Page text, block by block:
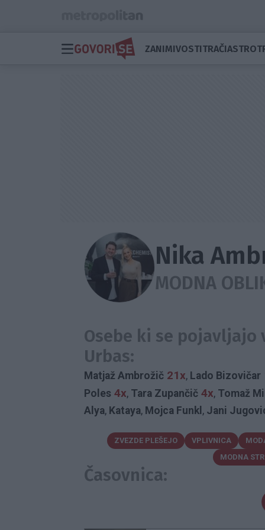
ZANIMIVOSTITRAČIASTRO
Nika
MODNA
Osebe ki se
Urbas:
Matjaž Ambrožič 21x, Lado Bizovičar
Poles 4x, Tara Zupančič 4x, Tomaž
Alya, Kataya, Mojca Funkl , Jani
Grandošek Whiddon ,Tadeja Pavlič ,
Indira Ekić,
Aljoša Rebolj ,Mario Galunič
ZVEZDE PLEŠEJO VPLIVNICA
MODNA
Časovnica: